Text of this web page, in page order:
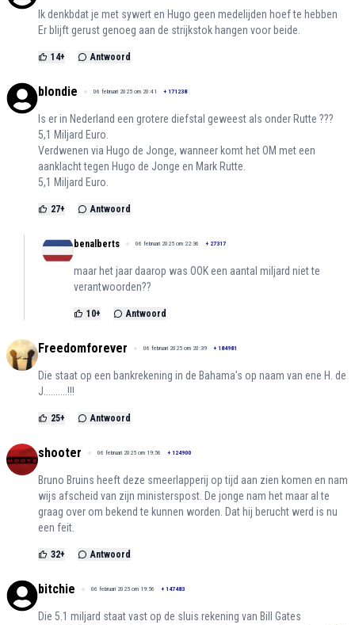
Ik denkbdat je met sywert en Hugo geen medelijden hoef te hebben
Er blijft gerust genoeg aan de strijkstok hangen voor beide.
14+ Antwoord
blondie 06 februari 2025 om 20:41 + 171238
Is er in Nederland een grotere diefstal geweest als onder Rutte ???
5,1 Miljard Euro.
Verdwenen via Hugo de Jonge, wanneer komt het OM met een
aanklacht tegen Hugo de Jonge en Mark Rutte.
5,1 Miljard Euro.
27+ Antwoord
benalberts 06 februari 2025 om 22:36 + 27317
maar het jaar daarop was OOK een aantal miljard niet te
verantwoorden??
10+ Antwoord
Freedomforever 06 februari 2025 om 20:39 + 184981
Die staat op een bankrekening in de Bahama's op naam van ene H. de
J..........!!!
25+ Antwoord
shooter 06 februari 2025 om 19:56 + 124900
Bruno Bruins heeft deze smeerlapperij op tijd aan zien komen en nam
wijs afscheid van zijn ministerspost. De jonge nam het maar al te
graag over om bekend te kunnen worden. Dat hij berucht werd is nu
een feit.
32+ Antwoord
bitchie 06 februari 2025 om 19:56 + 147483
Die 5.1 miljard staat vast op de sluis rekening van Bill Gates